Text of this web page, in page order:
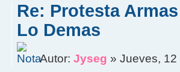
Re: Protesta
Lo Demas
Autor:Jyseg » Jueves,